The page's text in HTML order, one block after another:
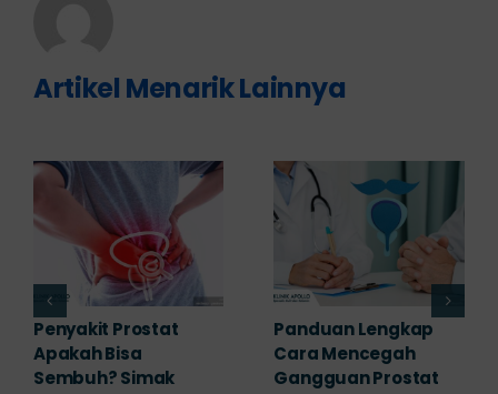
Artikel Menarik Lainnya
7 Komplikasi Prostat
yang Perlu
Diwaspadai Sejak Dini
Obat Penyakit
Prostat: Pilihan
Terapi Sesuai